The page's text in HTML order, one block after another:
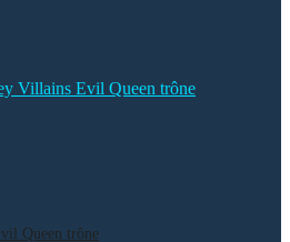
Queen trône